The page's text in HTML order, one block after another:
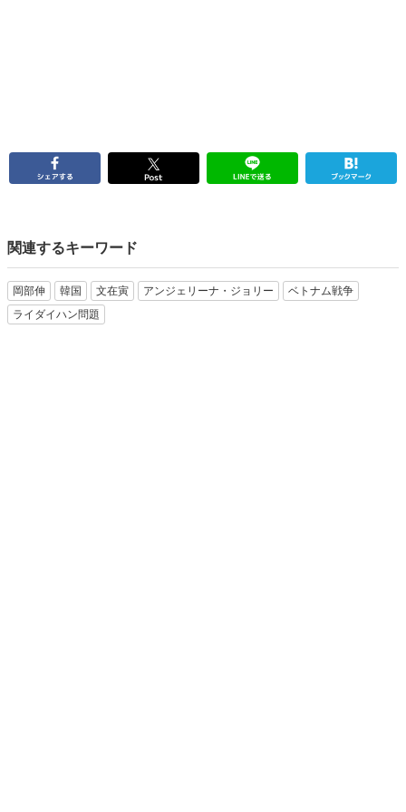
関連するキーワード
岡部伸 韓国 文在寅 アンジェリーナ・ジョリー
ベトナム戦争
ライダイハン問題